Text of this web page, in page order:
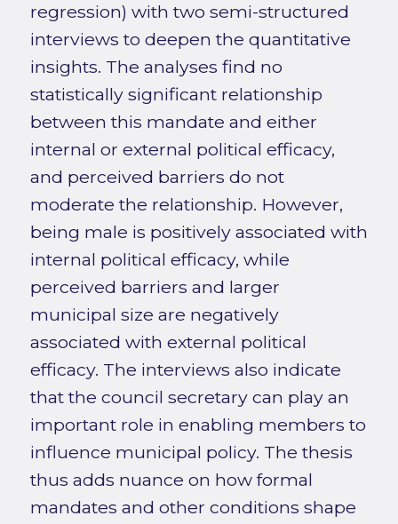
regression) with two semi-structured
interviews to deepen the quantitative
insights. The analyses find no
statistically significant relationship
between this mandate and either
internal or external political efficacy,
and perceived barriers do not
moderate the relationship. However,
being male is positively associated with
internal political efficacy, while
perceived barriers and larger
municipal size are negatively
associated with external political
efficacy. The interviews also indicate
that the council secretary can play an
important role in enabling members to
influence municipal policy. The thesis
thus adds nuance on how formal
mandates and other conditions shape